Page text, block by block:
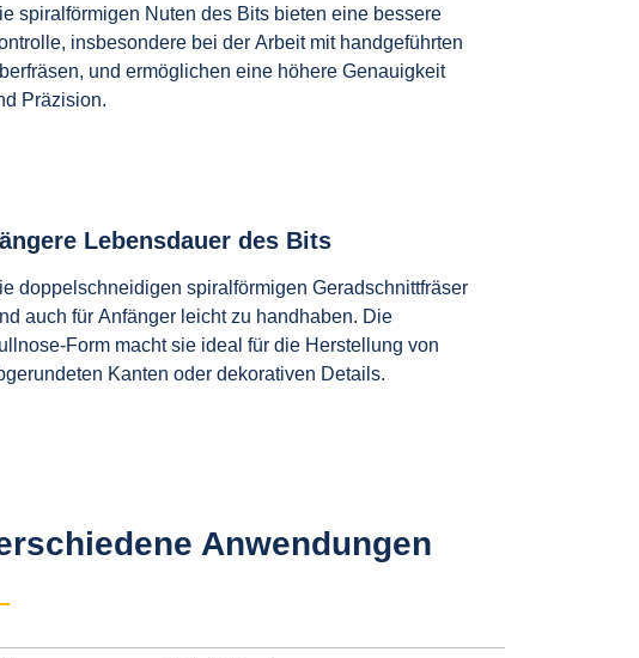
spiralförmigen Nuten des Bits bieten eine bessere
insbesondere bei der Arbeit mit handgeführten
und ermöglichen eine höhere Genauigkeit
Präzision.
Lebensdauer des Bits
doppelschneidigen spiralförmigen Geradschnittfräser
auch für Anfänger leicht zu handhaben. Die
Form macht sie ideal für die Herstellung von
Kanten oder dekorativen Details.
Anwendungen